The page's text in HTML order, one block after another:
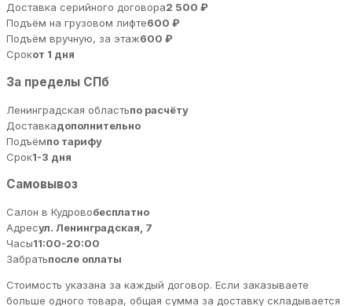
Доставка серийного договора2 500 ₽
Подъём на грузовом лифте600 ₽
Подъём вручную, за этаж600 ₽
Срокот 1 дня
За пределы СПб
Ленинградская областьпо расчёту
Доставкадополнительно
Подъёмпо тарифу
Срок1-3 дня
Самовывоз
Салон в Кудровобесплатно
Адресул. Ленинградская, 7
Часы11:00-20:00
Забратьпосле оплаты
Стоимость указана за каждый договор. Если заказываете
больше одного товара, общая сумма за доставку складывается